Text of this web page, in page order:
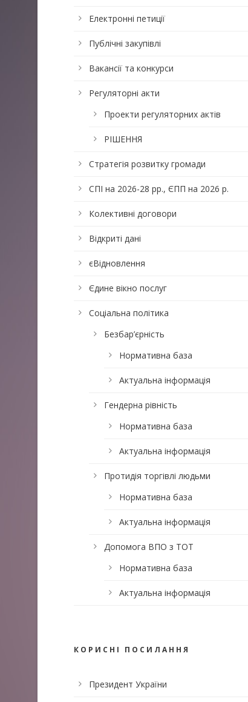
Електронні петиції
Публічні закупівлі
Вакансії та конкурси
Регуляторні акти
Проекти регуляторних актів
РІШЕННЯ
Стратегія розвитку громади
СПІ на 2026-28 рр., ЄПП на 2026 р.
Колективні договори
Відкриті дані
єВідновлення
Єдине вікно послуг
Соціальна політика
Безбар’єрність
Нормативна база
Актуальна інформація
Гендерна рівність
Нормативна база
Актуальна інформація
Протидія торгівлі людьми
Нормативна база
Актуальна інформація
Допомога ВПО з ТОТ
Нормативна база
Актуальна інформація
КОРИСНІ ПОСИЛАННЯ
Президент України